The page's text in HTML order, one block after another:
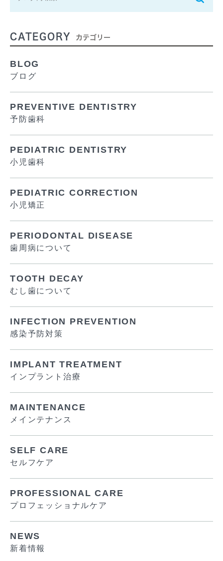
CATEGORY カテゴリー
BLOG
ブログ
PREVENTIVE DENTISTRY
予防歯科
PEDIATRIC DENTISTRY
小児歯科
PEDIATRIC CORRECTION
小児矯正
PERIODONTAL DISEASE
歯周病について
TOOTH DECAY
むし歯について
INFECTION PREVENTION
感染予防対策
IMPLANT TREATMENT
インプラント治療
MAINTENANCE
メインテナンス
SELF CARE
セルフケア
PROFESSIONAL CARE
プロフェッショナルケア
NEWS
新着情報